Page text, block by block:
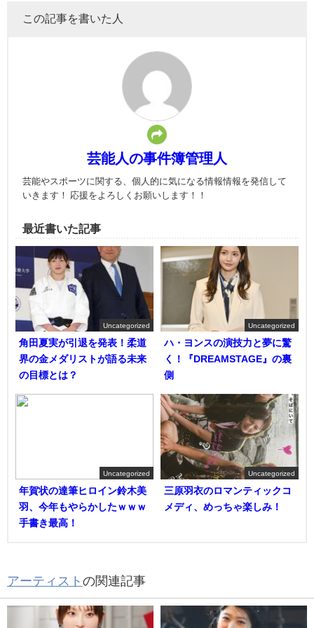
この記事を書いた人
芸能人の事件簿管理人
芸能やスポーツに関する、個人的に気になる情報情報を発信して
いきます！ 応援をよろしくお願いします！！
最近書いた記事
Uncategorized
角田夏実が引退を発表！柔道
界の金メダリストが語る未来
の目標とは？
Uncategorized
ハ・ヨンスの演技力と夢に驚
く！『DREAMSTAGE』の裏
側
Uncategorized
年賀状の達筆ヒロイン鈴木美
羽、今年もやらかしたｗｗｗ
手書き最高！
Uncategorized
三原羽衣のロマンティックコ
メディ、めっちゃ楽しみ！
アーティスト の関連記事